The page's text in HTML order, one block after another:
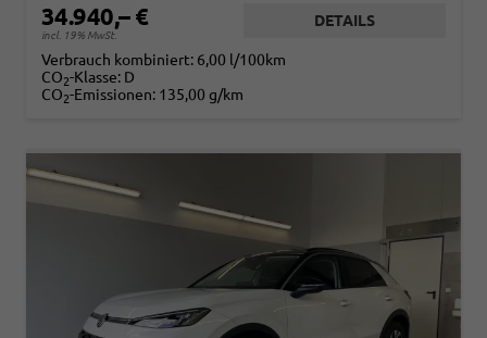
34.940,– €
incl. 19% MwSt.
DETAILS
Verbrauch kombiniert: 6,00 l/100km
CO2-Klasse: D
CO2-Emissionen: 135,00 g/km